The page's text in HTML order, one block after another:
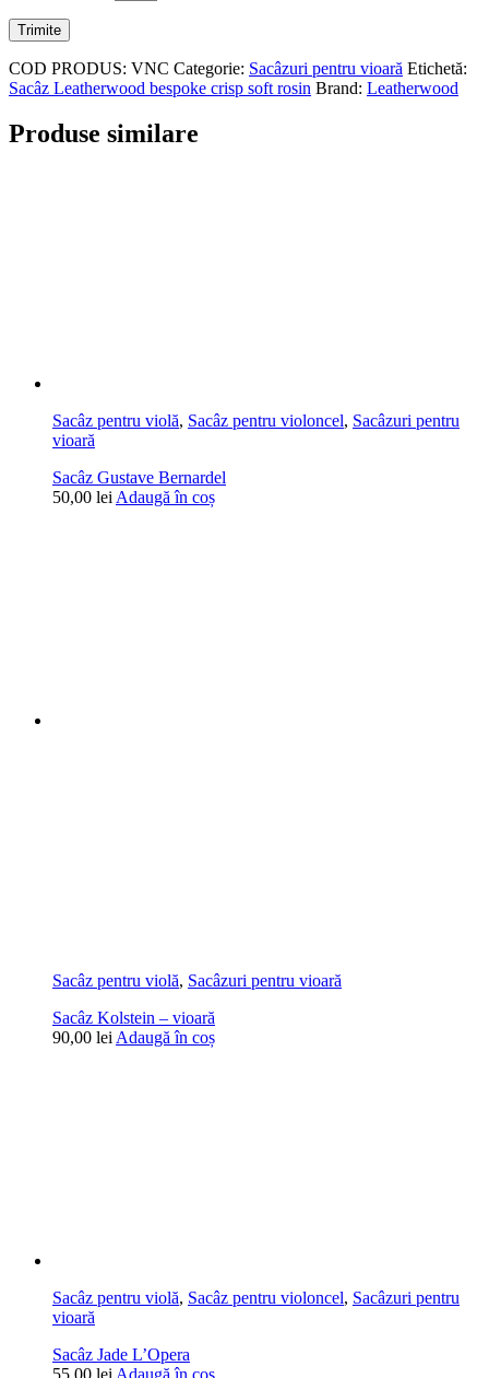
COD PRODUS: VNC Categorie: Sacâzuri pentru vioară Etichetă:
Sacâz Leatherwood bespoke crisp soft rosin Brand: Leatherwood
Produse similare
Sacâz pentru violă, Sacâz pentru violoncel, Sacâzuri pentru
vioară
Sacâz Gustave Bernardel
50,00 lei Adaugă în coș
Sacâz pentru violă, Sacâzuri pentru vioară
Sacâz Kolstein – vioară
90,00 lei Adaugă în coș
Sacâz pentru violă, Sacâz pentru violoncel, Sacâzuri pentru
vioară
Sacâz Jade L’Opera